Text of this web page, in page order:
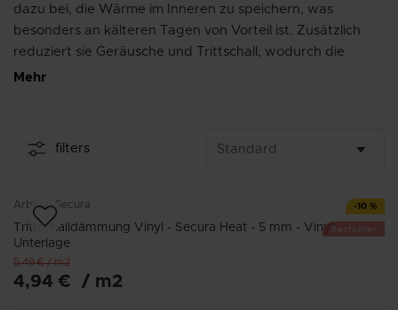
dazu bei, die Wärme im Inneren zu speichern, was
besonders an kälteren Tagen von Vorteil ist. Zusätzlich
reduziert sie Geräusche und Trittschall, wodurch die
Schallübertragung und Gehgeräusche spürbar verringert
täglichen Wohnkomfort in verschiedenen Räumen deutlich
Mehr
filters
-10 %
Bestseller
Arbiton Secura
Trittschalldämmung Vinyl - Secura Heat - 5 mm - Vinyl
Unterlage
5,49 €/m2
4,94 € / m2